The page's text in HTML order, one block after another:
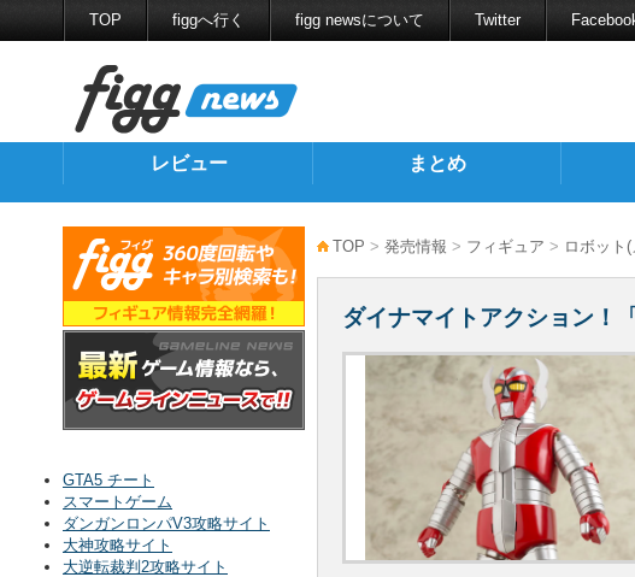
TOP figgへ行く figg newsについて Twitter
レビュー まとめ
TOP > 発売情報 > フィギュア > ロボット
ダイナマイトアクション！
GTA5 チート
スマートゲーム
ダンガンロンパV3攻略サイト
大神攻略サイト
大逆転裁判2攻略サイト